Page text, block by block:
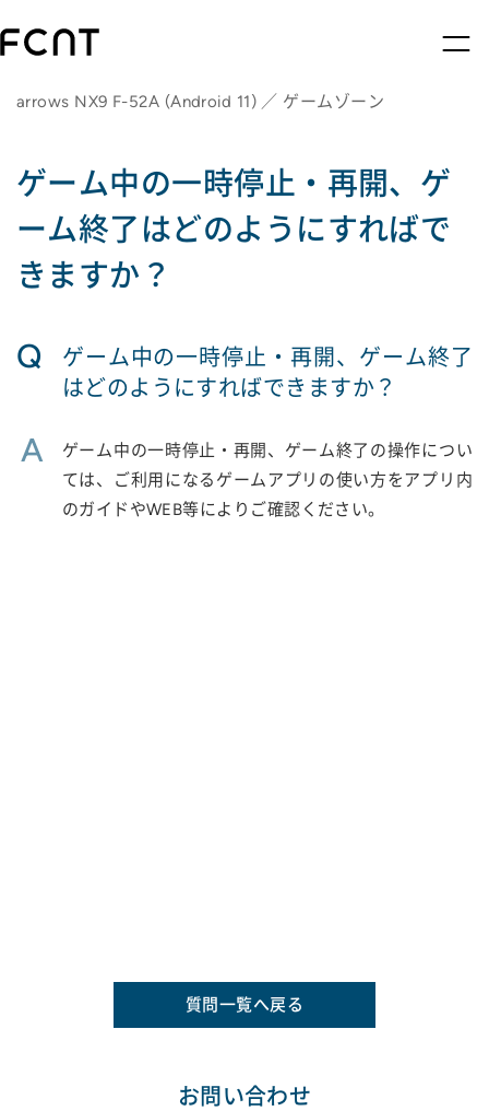
arrows NX9 F-52A (Android 11) ／ ゲームゾーン
ゲーム中の一時停止・再開、ゲ
ーム終了はどのようにすればで
きますか？
Q
ゲーム中の一時停止・再開、ゲーム終了
はどのようにすればできますか？
A
ゲーム中の一時停止・再開、ゲーム終了の操作につい
ては、ご利用になるゲームアプリの使い方をアプリ内
のガイドやWEB等によりご確認ください。
質問一覧へ戻る
お問い合わせ